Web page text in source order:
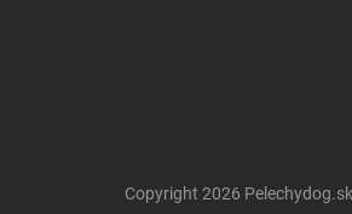
Copyright 2026 Pelechydog.sk